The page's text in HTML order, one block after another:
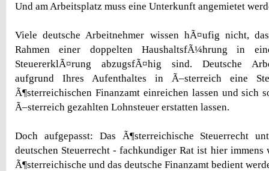
Und am Arbeitsplatz muss eine Unterkunft angemietet
Viele deutsche Arbeitnehmer wissen hÃ¤ufig nicht,
Rahmen einer doppelten HaushaltsfÃ¼hrung in
SteuererklÃ¤rung abzugsfÃ¤hig sind. Deutsche
aufgrund Ihres Aufenthaltes in Ã–sterreich eine
Ã¶sterreichischen Finanzamt einreichen lassen und sich
Ã–sterreich gezahlten Lohnsteuer erstatten lassen.
Doch aufgepasst: Das Ã¶sterreichische Steuerrecht
deutschen Steuerrecht - fachkundiger Rat ist hier
Ã¶sterreichische und das deutsche Finanzamt bedient